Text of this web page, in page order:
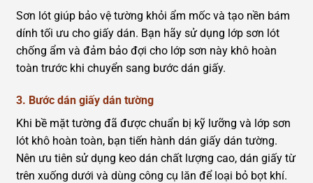
Sơn lót giúp bảo vệ tường khỏi ẩm mốc và tạo nền bám
dính tối ưu cho giấy dán. Bạn hãy sử dụng lớp sơn lót
chống ẩm và đảm bảo đợi cho lớp sơn này khô hoàn
toàn trước khi chuyển sang bước dán giấy.
3. Bước dán giấy dán tường
Khi bề mặt tường đã được chuẩn bị kỹ lưỡng và lớp sơn
lót khô hoàn toàn, bạn tiến hành dán giấy dán tường.
Nên ưu tiên sử dụng keo dán chất lượng cao, dán giấy từ
trên xuống dưới và dùng công cụ lăn để loại bỏ bọt khí.